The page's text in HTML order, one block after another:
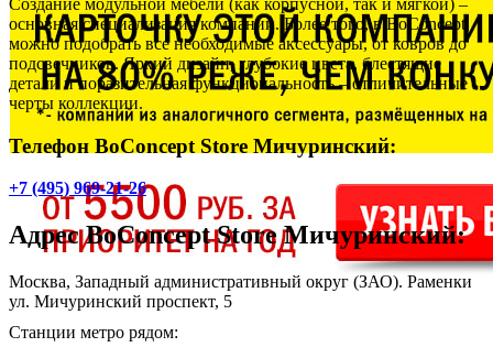
Создание модульной мебели (как корпусной, так и мягкой) –
основная специализация компании. Более того, в BoConcept
можно подобрать все необходимые аксессуары, от ковров до
подсвечников. Яркий дизайн, глубокие цвета, блестящие
детали и поразительная функциональность – отличительные
черты коллекции.
Телефон BoConcept Store Мичуринский:
+7 (495) 969-21-26
АдресBoConcept Store Мичуринский:
Москва, Западный административный округ (ЗАО). Раменки
ул. Мичуринский проспект, 5
Станции метро рядом: